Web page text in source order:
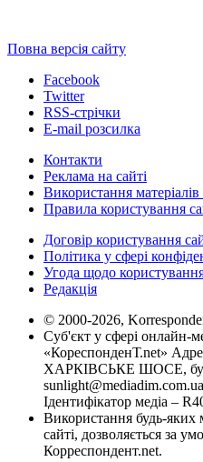
Повна версія сайту
Facebook
Twitter
RSS-стрічки
E-mail розсилка
Контакти
Реклама на сайті
Використання
Правила користування
Договір користування
Політика у сфері
Угода щодо
Редакція
© 2000-2026,
Суб'єкт у сфері онлайн-
«КореспонденТ.net»
ХАРКІВСЬКЕ ШОСЕ,
sunlight@mediadim.com.ua
Ідентифікатор медіа –
Використання будь-яких
сайті, дозволяється за
Корреспондент.net.